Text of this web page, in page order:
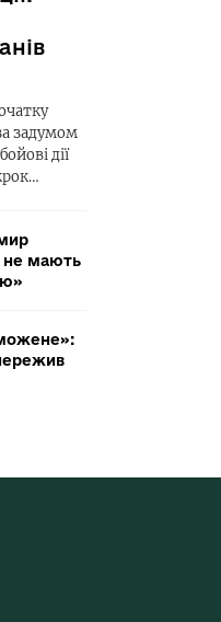
задумом
дії
не мають